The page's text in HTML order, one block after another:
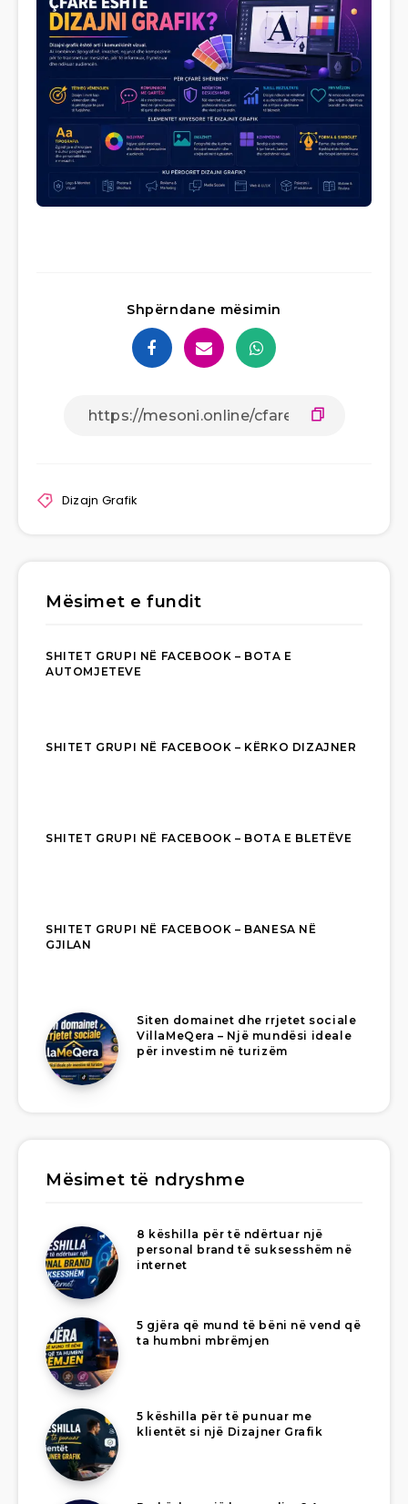
Shpërndane mësimin
Dizajn Grafik
Mësimet e fundit
SHITET GRUPI NË FACEBOOK – BOTA E
AUTOMJETEVE
SHITET GRUPI NË FACEBOOK – KËRKO DIZAJNER
SHITET GRUPI NË FACEBOOK – BOTA E BLETËVE
SHITET GRUPI NË FACEBOOK – BANESA NË
GJILAN
Siten domainet dhe rrjetet sociale
VillaMeQera – Një mundësi ideale
për investim në turizëm
Mësimet të ndryshme
8 këshilla për të ndërtuar një
personal brand të suksesshëm në
internet
5 gjëra që mund të bëni në vend që
ta humbni mbrëmjen
5 këshilla për të punuar me
klientët si një Dizajner Grafik